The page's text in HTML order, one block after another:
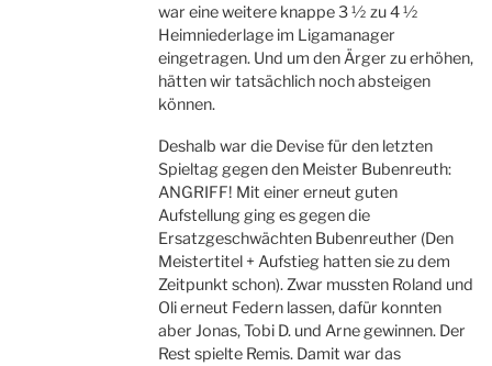
war eine weitere knappe 3 ½ zu 4 ½
Heimniederlage im Ligamanager
eingetragen. Und um den Ärger zu erhöhen,
hätten wir tatsächlich noch absteigen
können.
Deshalb war die Devise für den letzten
Spieltag gegen den Meister Bubenreuth:
ANGRIFF! Mit einer erneut guten
Aufstellung ging es gegen die
Ersatzgeschwächten Bubenreuther (Den
Meistertitel + Aufstieg hatten sie zu dem
Zeitpunkt schon). Zwar mussten Roland und
Oli erneut Federn lassen, dafür konnten
aber Jonas, Tobi D. und Arne gewinnen. Der
Rest spielte Remis. Damit war das